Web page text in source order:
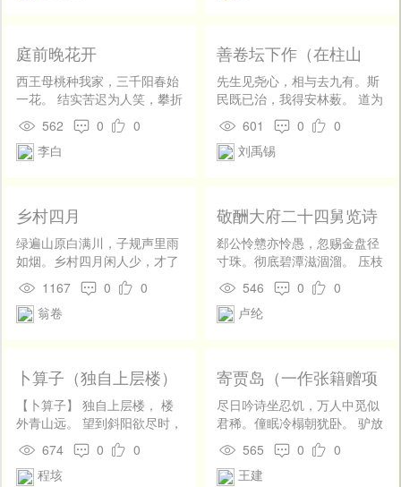
上酒，葛巾晓挂松间月。向丹
霄、传语旧交游，慵非拙。
庭前晚花开
西王母桃种我家，三千阳春始
一花。 结实苦迟为人笑，攀折
唧唧长咨嗟。
562 0
0
李白
善卷坛下作（在柱山
上）
先生见尧心，相与去九有。斯
民既已治，我得安林薮。 道为
自然贵，名是无穷寿。瑶坛在
此山，识者常回首。
601 0
0
刘禹锡
乡村四月
绿遍山原白满川，子规声里雨
如烟。乡村四月闲人少，才了
蚕桑又插田。
1167 0
0
翁卷
敬酬大府二十四舅览诗
卷因以见示
郄公怜戆亦怜愚，忽赐金盘径
寸珠。彻底碧潭滋涸溜。 压枝
红艳照枯株。九门洞启延高
论，百辟联行挹大儒。 顾己文
章非酷似，敢将幽劣俟洪炉。
546 0
0
卢纶
卜算子（独自上层楼）
【卜算子】 独自上层楼， 楼
外青山远。 望到斜阳欲尽时，
不见西飞雁。 独自下层楼，
楼下蛩声怨。 待到黄昏月上
时， 依旧柔肠断。
674 0
0
程垓
寄贾岛（一作张籍赠项
斯诗）
尽日吟诗坐忍饥，万人中觅似
君稀。僮眠冷榻朝犹卧。 驴放
秋田夜不归。傍暖旋收红落
叶，觉寒犹著旧生衣。 曲江池
畔时时到，为爱鸬鹚雨后飞。
565 0
0
王建